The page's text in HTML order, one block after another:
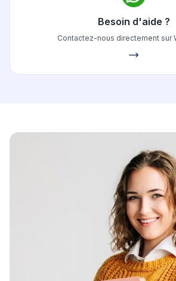
Besoin d'aide ?
Contactez-nous directement sur